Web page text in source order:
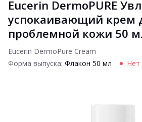
Eucerin DermoPURE
успокаивающий крем
проблемной кожи 50
Eucerin DermoPure Cream
Форма выпуска: Флакон 50 мл Нет